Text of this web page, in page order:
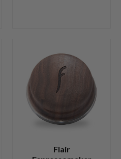
Flair